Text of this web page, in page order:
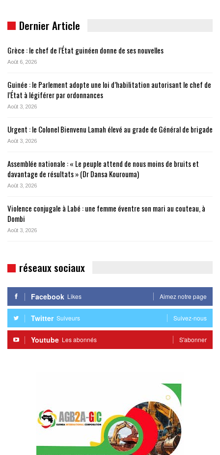
Dernier Article
Grèce : le chef de l’État guinéen donne de ses nouvelles
Août 6, 2026
Guinée : le Parlement adopte une loi d’habilitation autorisant le chef de
l’État à légiférer par ordonnances
Août 3, 2026
Urgent : le Colonel Bienvenu Lamah élevé au grade de Général de brigade
Août 3, 2026
Assemblée nationale : « Le peuple attend de nous moins de bruits et
davantage de résultats » (Dr Dansa Kourouma)
Août 3, 2026
Violence conjugale à Labé : une femme éventre son mari au couteau, à
Dombi
Août 3, 2026
réseaux sociaux
Facebook Likes Aimez notre page
Twitter Suiveurs Suivez-nous
Youtube Les abonnés S'abonner